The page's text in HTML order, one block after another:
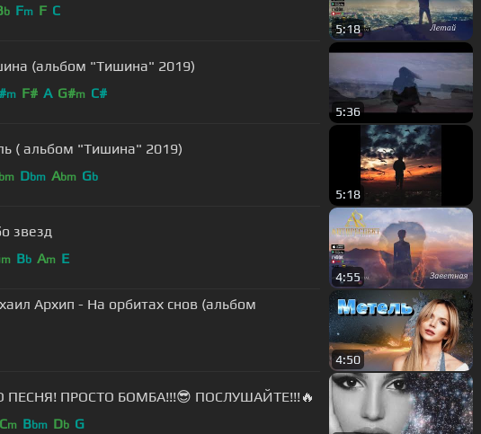
b Fm F C
5:18
(альбом "Тишина" 2019)
m F# A G#m C#
5:36
( альбом "Тишина" 2019)
bm Dbm Abm Gb
5:18
звезд
m Bb Am E
4:55
Архип - На орбитах снов (альбом
4:50
ПЕСНЯ! ПРОСТО БОМБА!!!😎 ПОСЛУШАЙТЕ!!!🔥
Cm Bbm Db G